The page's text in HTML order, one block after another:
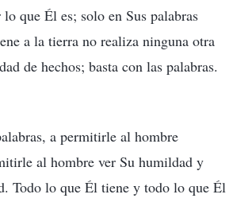
que Él es; solo en Sus palabras
a la tierra no realiza ninguna otra
de hechos; basta con las palabras.
a permitirle al hombre
al hombre ver Su humildad y
Todo lo que Él tiene y todo lo que Él